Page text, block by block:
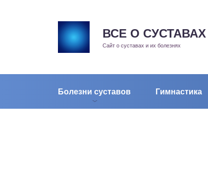
ВСЕ О СУСТАВАХ
Сайт о суставах и их болезнях
Болезни суставов Гимнастика